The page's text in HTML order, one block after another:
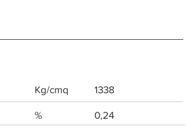
Kg/cmq 1338
0,24
%